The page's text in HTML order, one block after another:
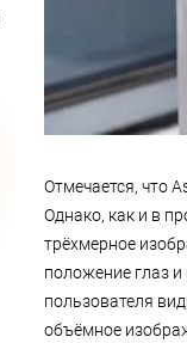
Отмечается, что
Однако, как и в
трёхмерное
положение глаз
пользователя
объёмное